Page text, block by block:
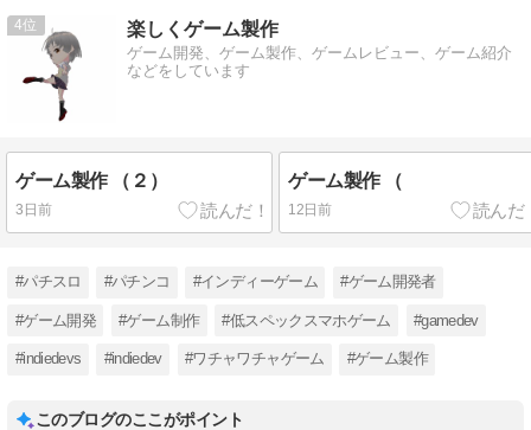
4 楽しくゲーム製作
ゲーム開発、ゲーム製作、ゲームレビュー、ゲーム紹介
などをしています
ゲーム製作 （２）
3日前
ゲーム製作 （
12日前
#パチスロ #パチンコ #インディーゲーム #ゲーム開発者
#ゲーム開発 #ゲーム制作 #低スペックスマホゲーム #gamedev
#indiedevs #indiedev #ワチャワチャゲーム #ゲーム製作
このブログのここがポイント